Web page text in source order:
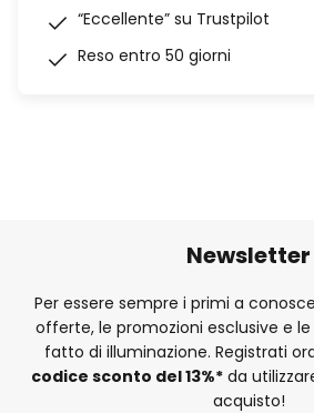
“Eccellente” su Trustpilot
Reso entro 50 giorni
Newsletter
Per essere sempre i primi a
offerte, le promozioni esclusive e
fatto di illuminazione. Registrati
codice sconto del13%*da
acquisto!